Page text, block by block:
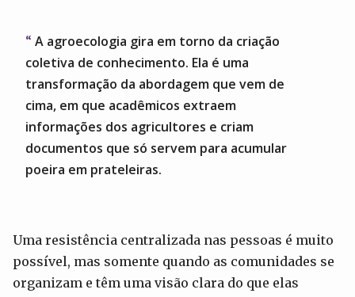
A agroecologia gira em torno da criação
coletiva de conhecimento. Ela é uma
transformação da abordagem que vem de
cima, em que acadêmicos extraem
informações dos agricultores e criam
documentos que só servem para acumular
poeira em prateleiras.
Uma resistência centralizada nas pessoas é muito
possível, mas somente quando as comunidades se
organizam e têm uma visão clara do que elas